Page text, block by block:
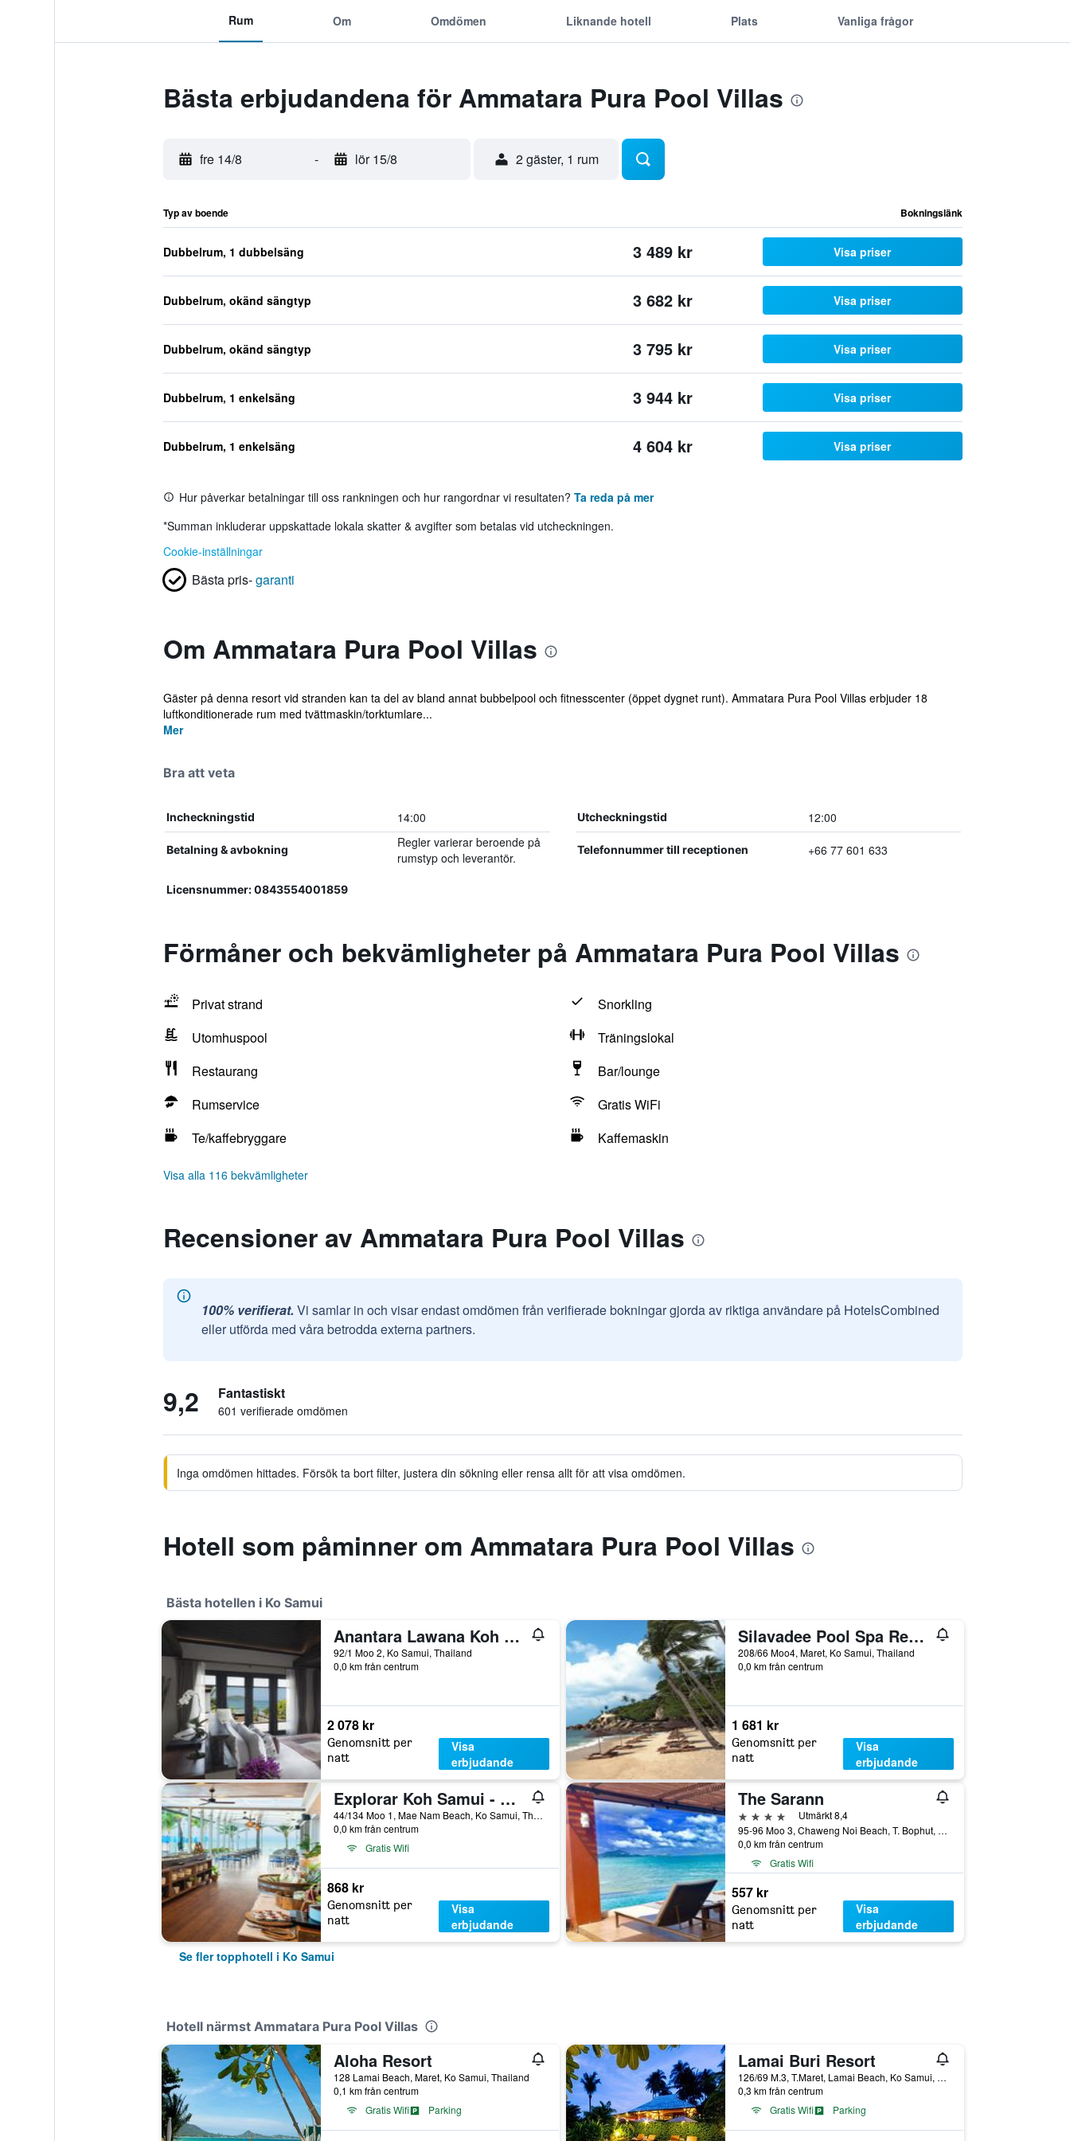
Rum Om Omdömen Liknande hotell Plats Vanliga frågor
Bästa erbjudandena för Ammatara Pura Pool Villas
fre 14/8 - lör 15/8 2 gäster, 1 rum
Typ av boende Bokningslänk
Dubbelrum, 1 dubbelsäng 3 489 kr Visa priser
Dubbelrum, okänd sängtyp 3 682 kr Visa priser
Dubbelrum, okänd sängtyp 3 795 kr Visa priser
Dubbelrum, 1 enkelsäng 3 944 kr Visa priser
Dubbelrum, 1 enkelsäng 4 604 kr Visa priser
Hur påverkar betalningar till oss rankningen och hur rangordnar vi resultaten? Ta reda på mer
*Summan inkluderar uppskattade lokala skatter & avgifter som betalas vid utcheckningen.
Cookie-inställningar
Bästa pris-garanti
Om Ammatara Pura Pool Villas
Gäster på denna resort vid stranden kan ta del av bland annat bubbelpool och fitnesscenter (öppet dygnet runt). Ammatara Pura Pool Villas erbjuder 18
luftkonditionerade rum med tvättmaskin/torktumlare...
Mer
Bra att veta
Incheckningstid 14:00 Utcheckningstid 12:00
Betalning & avbokning
Regler varierar beroende på
rumstyp och leverantör.
Telefonnummer till receptionen +66 77 601 633
Licensnummer: 0843554001859
Förmåner och bekvämligheter på Ammatara Pura Pool Villas
Privat strand
Snorkling
Utomhuspool
Träningslokal
Restaurang
Bar/lounge
Rumservice
Gratis WiFi
Te/kaffebryggare
Kaffemaskin
Visa alla 116 bekvämligheter
Recensioner av Ammatara Pura Pool Villas
100% verifierat. Vi samlar in och visar endast omdömen från verifierade bokningar gjorda av riktiga användare på HotelsCombined
eller utförda med våra betrodda externa partners.
9,2 Fantastiskt
601 verifierade omdömen
Inga omdömen hittades. Försök ta bort filter, justera din sökning eller rensa allt för att visa omdömen.
Hotell som påminner om Ammatara Pura Pool Villas
Bästa hotellen i Ko Samui
Anantara Lawana Koh Samui Resort
92/1 Moo 2, Ko Samui, Thailand
0,0 km från centrum
2 078 kr
Genomsnitt per
natt
Visa
erbjudande
Silavadee Pool Spa Resort - Sha Extra Plus
208/66 Moo4, Maret, Ko Samui, Thailand
0,0 km från centrum
1 681 kr
Genomsnitt per
natt
Visa
erbjudande
Explorar Koh Samui - Adults Only Resort and Spa
44/134 Moo 1, Mae Nam Beach, Ko Samui, Thailand
0,0 km från centrum
Gratis Wifi
868 kr
Genomsnitt per
natt
Visa
erbjudande
The Sarann
4 stjärnor
Utmärkt 8,4
95-96 Moo 3, Chaweng Noi Beach, T. Bophut, Koh Samui, Suratthani, Ko Samui, Thailand
0,0 km från centrum
Gratis Wifi
557 kr
Genomsnitt per
natt
Visa
erbjudande
Se fler topphotell i Ko Samui
Hotell närmst Ammatara Pura Pool Villas
Aloha Resort
128 Lamai Beach, Maret, Ko Samui, Thailand
0,1 km från centrum
Gratis Wifi
Parking
Lamai Buri Resort
126/69 M.3, T.Maret, Lamai Beach, Ko Samui, Thailand
0,3 km från centrum
Gratis Wifi
Parking